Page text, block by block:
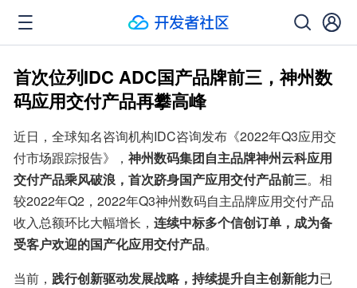
首次位列IDC ADC国产品牌前三，神州数
码应用交付产品再攀高峰
近日，全球知名咨询机构IDC咨询发布《2022年Q3应用交
付市场跟踪报告》， 神州数码集团自主品牌神州云科应用
交付产品乘风破浪，首次跻身国产应用交付产品前三。相
较2022年Q2，2022年Q3神州数码自主品牌应用交付产品
收入总额环比大幅增长， 连续中标多个信创订单，成为备
受客户欢迎的国产化应用交付产品。
当前， 践行创新驱动发展战略，持续提升自主创新能力已